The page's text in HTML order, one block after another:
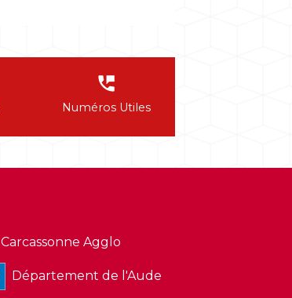
perm_phone_msg
Numéros Utiles
Carcassonne Agglo
Département de l'Aude